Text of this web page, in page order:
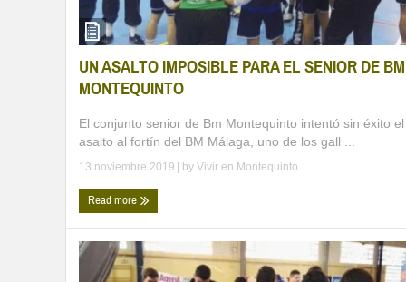
UN ASALTO IMPOSIBLE PARA EL SENIOR DE BM
MONTEQUINTO
El conjunto senior de Bm Montequinto intentó sin éxito el
asalto al fortín del BM Málaga, uno de los gall ...
13 noviembre 2019 | by Vivir en Montequinto
Read more